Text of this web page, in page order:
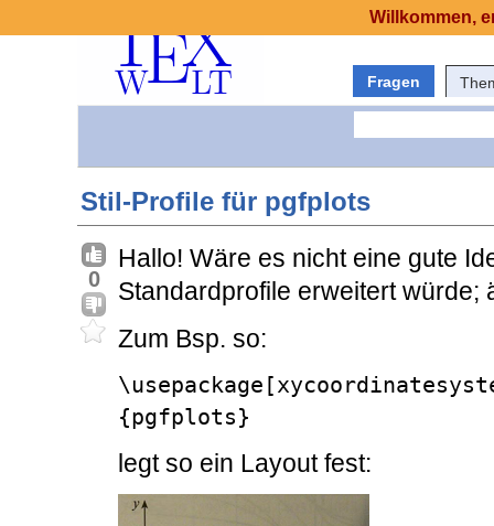
Fragen
Stil-Profile für pgfplots
0
Hallo! Wäre es nicht eine gute
Standardprofile erweitert würde;
Zum Bsp. so:
{pgfplots}
legt so ein Layout fest:
Willkommen,